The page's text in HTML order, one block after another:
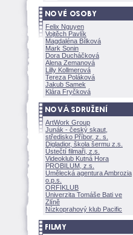
Felix Nguyen
Vojtěch Pavlík
Magdaléna Bílkov
Mark Sonin
Dora Ducháčkov
Alena Zemanov
Lilly Kollmerov
Tereza Polákov
Jakub Samek
Klára Fryčkov
ArtWork Group
Junák - český skaut,
středisko Příbor, z. s.
Digladior, škola šermu z.s.
Ústečtí filmaři, z.s.
Videoklub Kutná Hora
PROBILUM, z.s.
Umělecká agentura Ambrozia
o.p.s.
ORFIKLUB
Univerzita Tomáše Bati ve
Zlíně
Nízkoprahový klub Pacific